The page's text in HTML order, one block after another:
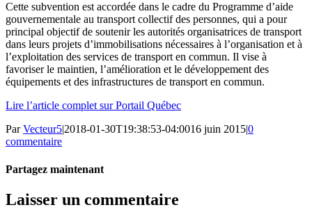
Cette subvention est accordée dans le cadre du Programme d’aide
gouvernementale au transport collectif des personnes, qui a pour
principal objectif de soutenir les autorités organisatrices de transport
dans leurs projets d’immobilisations nécessaires à l’organisation et à
l’exploitation des services de transport en commun. Il vise à
favoriser le maintien, l’amélioration et le développement des
équipements et des infrastructures de transport en commun.
Lire l’article complet sur Portail Québec
ParVecteur5|2018-01-30T19:38:53-04:0016 juin 2015|0
commentaire
Partagez maintenant
Facebook
Twitter
LinkedIn
Tumblr
Pinterest
Email
Laisser un commentaire